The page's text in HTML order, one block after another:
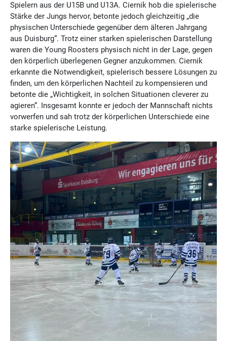
Spielern aus der U15B und U13A. Ciernik hob die spielerische
Stärke der Jungs hervor, betonte jedoch gleichzeitig „die
physischen Unterschiede gegenüber dem älteren Jahrgang
aus Duisburg“. Trotz einer starken spielerischen Darstellung
waren die Young Roosters physisch nicht in der Lage, gegen
den körperlich überlegenen Gegner anzukommen. Ciernik
erkannte die Notwendigkeit, spielerisch bessere Lösungen zu
finden, um den körperlichen Nachteil zu kompensieren und
betonte die „Wichtigkeit, in solchen Situationen cleverer zu
agieren“. Insgesamt konnte er jedoch der Mannschaft nichts
vorwerfen und sah trotz der körperlichen Unterschiede eine
starke spielerische Leistung.